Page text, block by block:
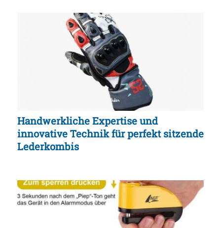
Handwerkliche Expertise und
innovative Technik für perfekt sitzende
Lederkombis